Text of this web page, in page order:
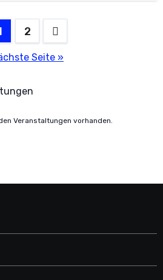
2
Seite »
Veranstaltungen vorhanden.